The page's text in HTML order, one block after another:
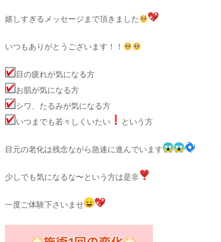
嬉しすぎるメッセージまで頂きました
いつもありがとうございます！！
目の疲れが気になる方
お肌が気になる方
シワ、たるみが気になる方
いつまでも若々しくいたい
️という方
目元の老化は残念ながら急速に進んでいます
少しでも気になるな〜という方は是非
一度ご体験下さいませ